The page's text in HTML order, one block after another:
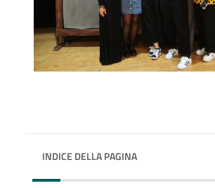
INDICE DELLA PAGINA